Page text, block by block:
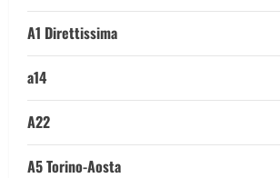
A1 Direttissima
a14
A22
A5 Torino-Aosta